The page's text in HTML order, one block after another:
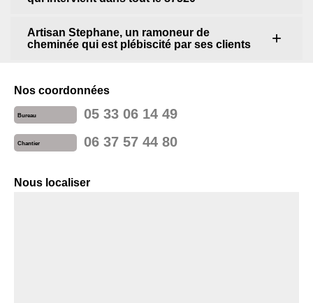
Artisan Stephane, un ramoneur de
cheminée qui est plébiscité par ses clients
Nos coordonnées
Bureau 05 33 06 14 49
Chantier 06 37 57 44 80
Nous localiser